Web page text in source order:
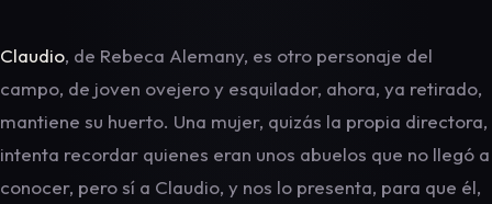
Claudio, de Rebeca Alemany, es otro personaje del
campo, de joven ovejero y esquilador, ahora, ya retirado,
mantiene su huerto. Una mujer, quizás la propia directora,
intenta recordar quienes eran unos abuelos que no llegó a
conocer, pero sí a Claudio, y nos lo presenta, para que él,